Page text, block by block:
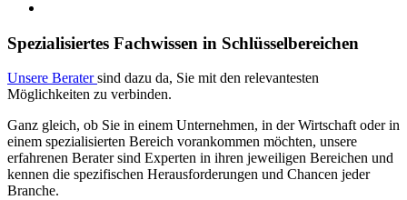
Spezialisiertes Fachwissen in Schlüsselbereichen
Unsere Beratersind dazu da, Sie mit den relevantesten
Möglichkeiten zu verbinden.
Ganz gleich, ob Sie in einem Unternehmen, in der Wirtschaft oder in
einem spezialisierten Bereich vorankommen möchten, unsere
erfahrenen Berater sind Experten in ihren jeweiligen Bereichen und
kennen die spezifischen Herausforderungen und Chancen jeder
Branche.